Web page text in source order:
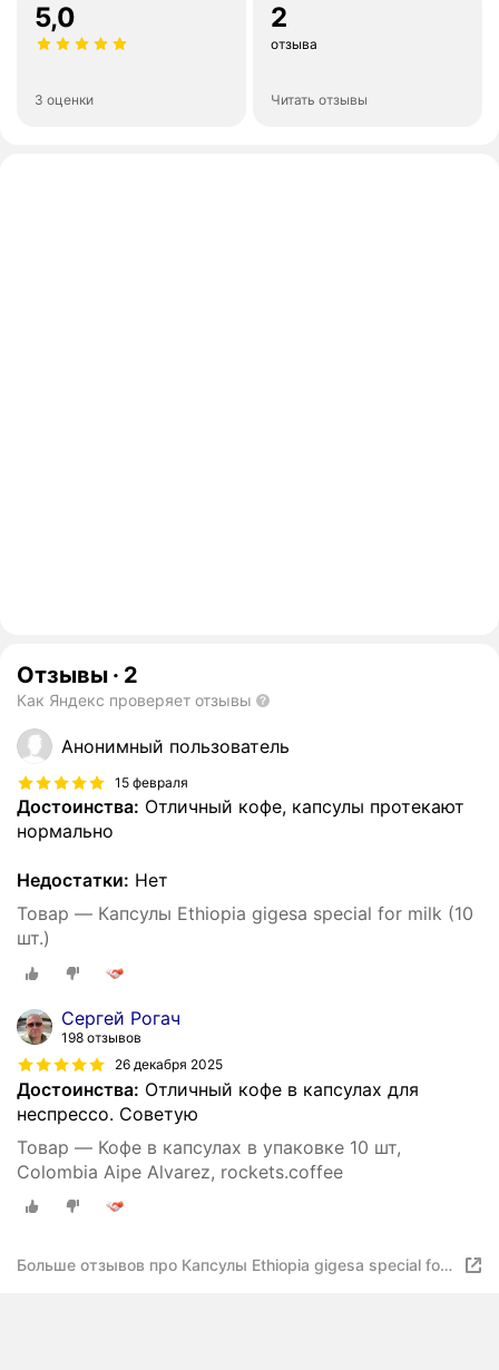
5,0
3 оценки
2
отзыва
Читать отзывы
Отзывы · 2
Как Яндекс проверяет отзывы
Анонимный пользователь
15 февраля
Достоинства: Отличный кофе, капсулы протекают
нормально
Недостатки: Нет
Товар — Капсулы Ethiopia gigesa special for milk (10
шт.)
Сергей Рогач
198 отзывов
26 декабря 2025
Достоинства: Отличный кофе в капсулах для
неспрессо. Советую
Товар — Кофе в капсулах в упаковке 10 шт,
Colombia Aipe Alvarez, rockets.coffee
Больше отзывов про Капсулы Ethiopia gigesa special for